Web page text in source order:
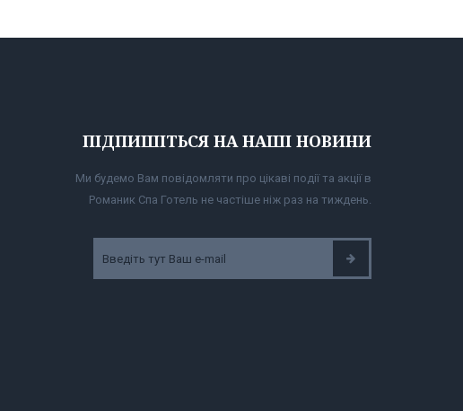
ПІДПИШІТЬСЯ НА НАШІ НОВИНИ
Ми будемо Вам повідомляти про цікаві події та акції в
Романик Спа Готель не частіше ніж раз на тиждень.